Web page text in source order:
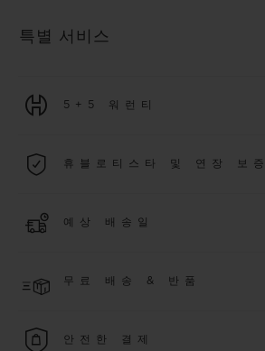
특별 서비스
5+5 워런티
용됩니다.휴블로티스타 및 연장 보증
에 대해5 년 추가 워런티 혜택
더 알아보기
예상 배송일
다. *재고 상황에 따라 달라질 수 있습니다*.
무료 배송 & 반품
을 누려보세요
안전한 결제